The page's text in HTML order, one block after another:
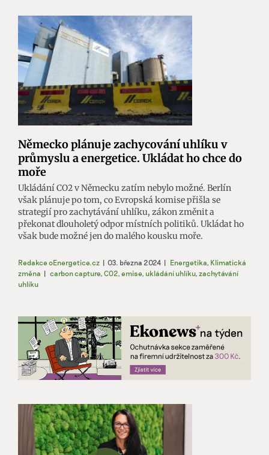
Německo plánuje zachycování uhlíku v
průmyslu a energetice. Ukládat ho chce do
moře
Ukládání CO2 v Německu zatím nebylo možné. Berlín
však plánuje po tom, co Evropská komise přišla se
strategií pro zachytávání uhlíku, zákon změnit a
překonat dlouholetý odpor místních politiků. Ukládat ho
však bude možné jen do malého kousku moře.
Redakce oEnergetice.cz | 03. března 2024 | Energetika, Klimatická
změna | carbon capture, CO2, emise, ukládání uhlíku, zachytávání
uhlíku